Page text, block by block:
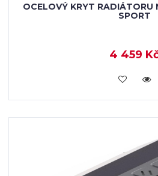
OCELOVÝ KRYT RADIÁTORU
SPORT
4 459
KOUPIT